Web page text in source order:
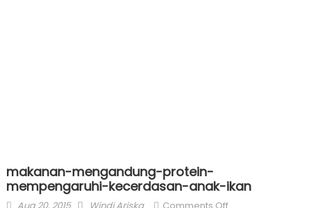
makanan-mengandung-protein-
mempengaruhi-kecerdasan-anak-ikan
Posted
Author
on